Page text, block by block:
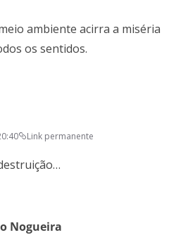
ambiente acirra a miséria
os sentidos.
Link permanente
Nogueira